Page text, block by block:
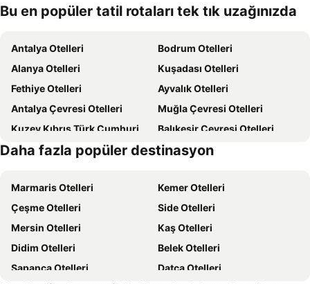
oteller
Bu en popüler tatil rotaları tek tık uzağınızda
Antalya Otelleri
Bodrum Otelleri
Alanya Otelleri
Kuşadası Otelleri
Fethiye Otelleri
Ayvalık Otelleri
Antalya Çevresi Otelleri
Muğla Çevresi Otelleri
Kuzey Kıbrıs Türk Cumhuriyeti Otelleri
Balıkesir Çevresi Otelleri
Türkiye Otelleri
Ege Sahilleri Otelleri
Daha fazla popüler destinasyon
Marmaris Otelleri
Kemer Otelleri
Çeşme Otelleri
Side Otelleri
Mersin Otelleri
Kaş Otelleri
Didim Otelleri
Belek Otelleri
Sapanca Otelleri
Datça Otelleri